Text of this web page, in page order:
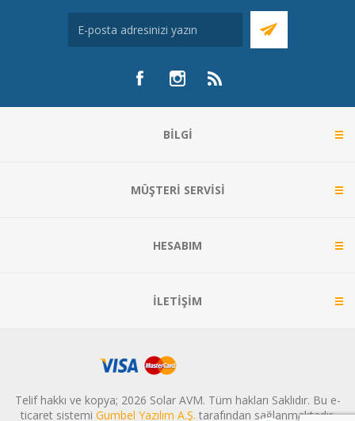
BILGI
MÜŞTERI SERVISI
HESABIM
İLETIŞIM
Telif hakkı ve kopya; 2026 Solar AVM. Tüm hakları Saklıdır. Bu e-
ticaret sistemi Gumbel Yazılım A.Ş. tarafından sağlanmaktadır.